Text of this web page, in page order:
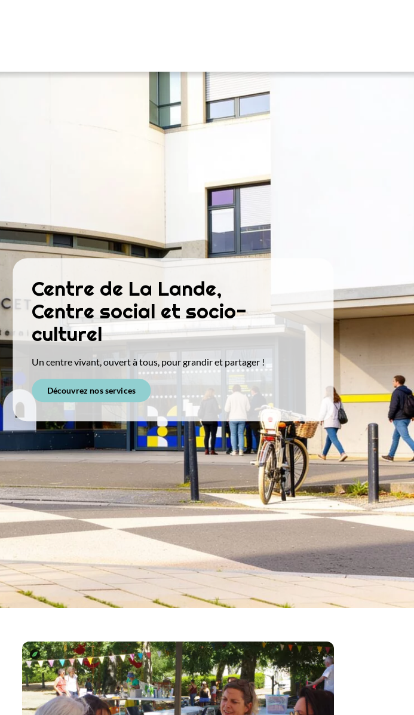
Centre de La Lande,
Centre social et socio-
culturel
Un centre vivant, ouvert à tous, pour grandir et partager !
Découvrez nos services